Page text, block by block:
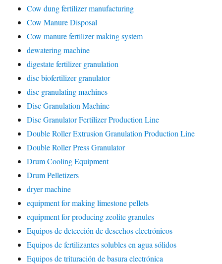
Cow dung fertilizer manufacturing
Cow Manure Disposal
Cow manure fertilizer making system
dewatering machine
digestate fertilizer granulation
disc biofertilizer granulator
disc granulating machines
Disc Granulation Machine
Disc Granulator Fertilizer Production Line
Double Roller Extrusion Granulation Production Line
Double Roller Press Granulator
Drum Cooling Equipment
Drum Pelletizers
dryer machine
equipment for making limestone pellets
equipment for producing zeolite granules
Equipos de detección de desechos electrónicos
Equipos de fertilizantes solubles en agua sólidos
Equipos de trituración de basura electrónica